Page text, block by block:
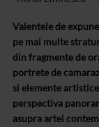
Valentele de
pe mai multe
din fragmente de
portrete de
si elemente
perspectiva
asupra artei